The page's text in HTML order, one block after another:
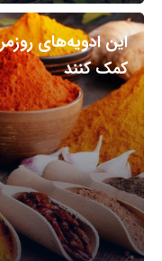
این ادویه‌های
کمک کنند